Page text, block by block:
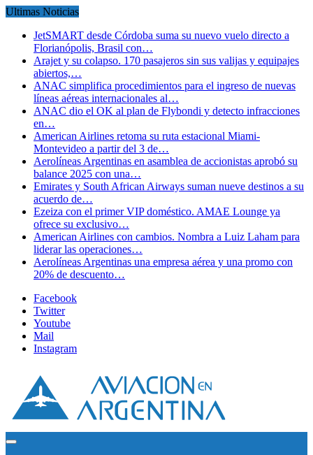
Ultimas Noticias
JetSMART desde Córdoba suma su nuevo vuelo directo a
Florianópolis, Brasil con…
Arajet y su colapso. 170 pasajeros sin sus valijas y equipajes
abiertos,…
ANAC simplifica procedimientos para el ingreso de nuevas
líneas aéreas internacionales al…
ANAC dio el OK al plan de Flybondi y detecto infracciones
en…
American Airlines retoma su ruta estacional Miami-
Montevideo a partir del 3 de…
Aerolíneas Argentinas en asamblea de accionistas aprobó su
balance 2025 con una…
Emirates y South African Airways suman nueve destinos a su
acuerdo de…
Ezeiza con el primer VIP doméstico. AMAE Lounge ya
ofrece su exclusivo…
American Airlines con cambios. Nombra a Luiz Laham para
liderar las operaciones…
Aerolíneas Argentinas una empresa aérea y una promo con
20% de descuento…
Facebook
Twitter
Youtube
Mail
Instagram